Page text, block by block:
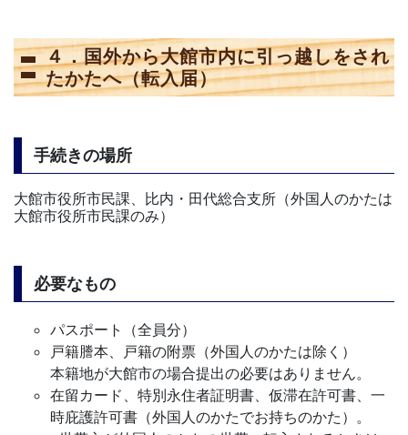
４．国外から大館市内に引っ越しをされ
たかたへ（転入届）
手続きの場所
大館市役所市民課、比内・田代総合支所（外国人のかたは
大館市役所市民課のみ）
必要なもの
パスポート（全員分）
戸籍謄本、戸籍の附票（外国人のかたは除く）
本籍地が大館市の場合提出の必要はありません。
在留カード、特別永住者証明書、仮滞在許可書、一
時庇護許可書（外国人のかたでお持ちのかた）。